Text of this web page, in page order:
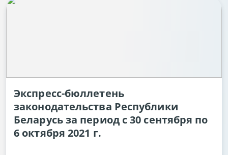
Экспресс-бюллетень
законодательства Республики
Беларусь за период с 30 сентября по
6 октября 2021 г.